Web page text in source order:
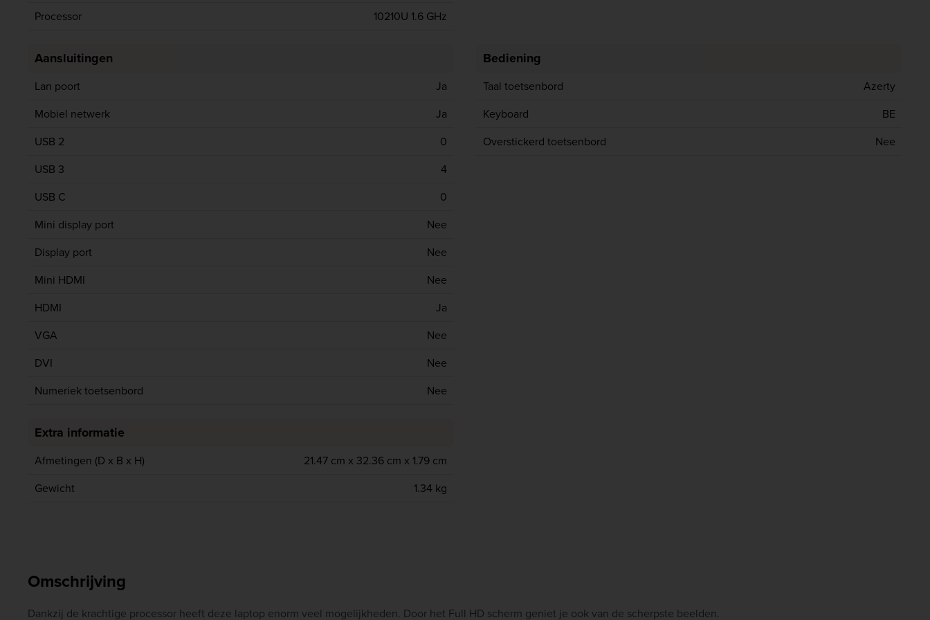
Processor
10210U 1.6 GHz
Aansluitingen
Lan poort
Ja
Mobiel netwerk
Ja
USB 2
0
USB 3
4
USB C
0
Mini display port
Nee
Display port
Nee
Mini HDMI
Nee
HDMI
Ja
VGA
Nee
DVI
Nee
Numeriek toetsenbord
Nee
Bediening
Taal toetsenbord
Azerty
Keyboard
BE
Overstickerd toetsenbord
Nee
Extra informatie
Afmetingen (D x B x H)
21.47 cm x 32.36 cm x 1.79 cm
Gewicht
1.34 kg
Omschrijving
Dankzij de krachtige processor heeft deze laptop enorm veel mogelijkheden. Door het Full HD scherm geniet je ook van de scherpste beelden.